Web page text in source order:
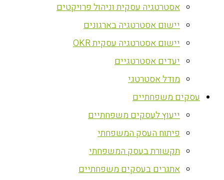
אסטרטגיה עסקית וניהול פרויקטים
יישום אסטרטגיה בארגונים
יישום אסטרטגיה עסקית OKR
יעדים אסטרטגיים
מודל אסטרטגי
עסקים משפחתיים
ייעוץ לעסקים משפחתיים
פיתוח העסק המשפחתי
תקשורת בעסק המשפחתי
אתגרים בעסקים משפחתיים